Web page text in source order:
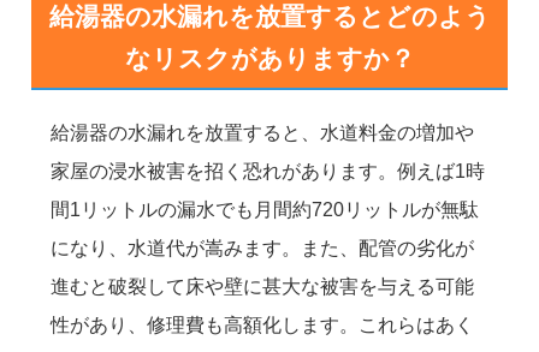
給湯器の水漏れを放置するとどのよう
なリスクがありますか？
給湯器の水漏れを放置すると、水道料金の増加や
家屋の浸水被害を招く恐れがあります。例えば1時
間1リットルの漏水でも月間約720リットルが無駄
になり、水道代が嵩みます。また、配管の劣化が
進むと破裂して床や壁に甚大な被害を与える可能
性があり、修理費も高額化します。これらはあく